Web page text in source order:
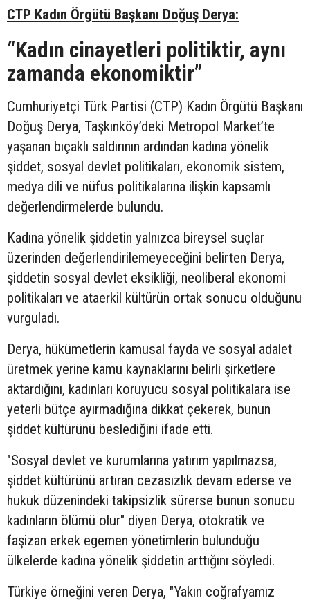
CTP Kadın Örgütü Başkanı Doğuş Derya:
“Kadın cinayetleri politiktir, aynı
zamanda ekonomiktir”
Cumhuriyetçi Türk Partisi (CTP) Kadın Örgütü Başkanı
Doğuş Derya, Taşkınköy’deki Metropol Market’te
yaşanan bıçaklı saldırının ardından kadına yönelik
şiddet, sosyal devlet politikaları, ekonomik sistem,
medya dili ve nüfus politikalarına ilişkin kapsamlı
değerlendirmelerde bulundu.
Kadına yönelik şiddetin yalnızca bireysel suçlar
üzerinden değerlendirilemeyeceğini belirten Derya,
şiddetin sosyal devlet eksikliği, neoliberal ekonomi
politikaları ve ataerkil kültürün ortak sonucu olduğunu
vurguladı.
Derya, hükümetlerin kamusal fayda ve sosyal adalet
üretmek yerine kamu kaynaklarını belirli şirketlere
aktardığını, kadınları koruyucu sosyal politikalara ise
yeterli bütçe ayırmadığına dikkat çekerek, bunun
şiddet kültürünü beslediğini ifade etti.
"Sosyal devlet ve kurumlarına yatırım yapılmazsa,
şiddet kültürünü artıran cezasızlık devam ederse ve
hukuk düzenindeki takipsizlik sürerse bunun sonucu
kadınların ölümü olur" diyen Derya, otokratik ve
faşizan erkek egemen yönetimlerin bulunduğu
ülkelerde kadına yönelik şiddetin arttığını söyledi.
Türkiye örneğini veren Derya, "Yakın coğrafyamız